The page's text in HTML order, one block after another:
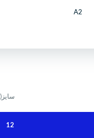
A2
سایز(mm)
12